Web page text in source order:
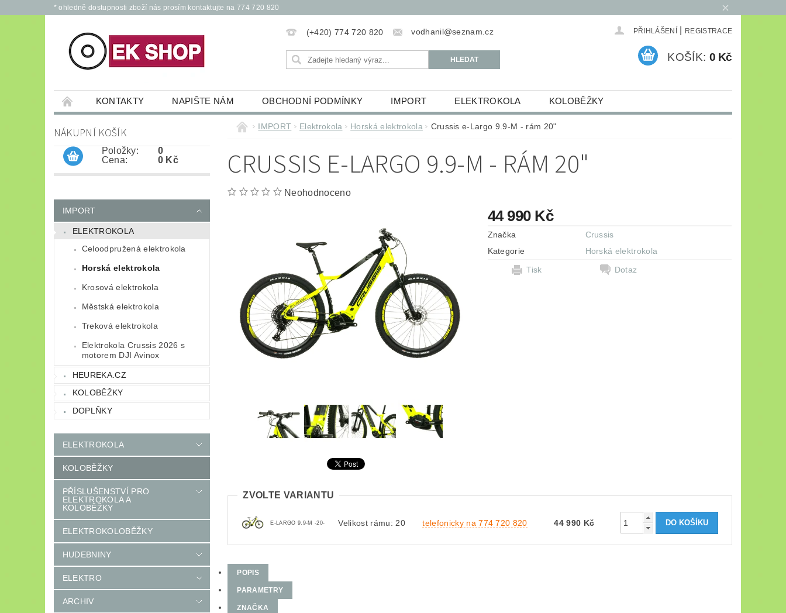
* ohledně dostupnosti zboží nás prosím kontaktujte na 774 720 820
(+420) 774 720 820 vodhanil@seznam.cz PŘIHLÁŠENÍ REGISTRACE
KOŠÍK: 0 Kč
KONTAKTY NAPIŠTE NÁM OBCHODNÍ PODMÍNKY IMPORT ELEKTROKOLA KOLOBĚŽKY
PŘÍSLUŠENSTVÍ PRO ELEKTROKOLA A KOLOBĚŽKY ELEKTROKOLOBĚŽKY HUDEBNINY ELEKTRO
JÍZDNÍ KOLA * OCHRANNÉ POMŮCKY
NÁKUPNÍ KOŠÍK
Položky:
Cena:
0
0 Kč
IMPORT
ELEKTROKOLA
Celoodpružená elektrokola
Horská elektrokola
Krosová elektrokola
Městská elektrokola
Treková elektrokola
Elektrokola Crussis 2026 s
motorem DJI Avinox
HEUREKA.CZ
KOLOBĚŽKY
DOPLŇKY
ELEKTROKOLA
KOLOBĚŽKY
PŘÍSLUŠENSTVÍ PRO
ELEKTROKOLA A
KOLOBĚŽKY
ELEKTROKOLOBĚŽKY
HUDEBNINY
ELEKTRO
ARCHIV
IMPORT Elektrokola Horská elektrokola Crussis e-Largo 9.9-M - rám 20"
CRUSSIS E-LARGO 9.9-M - RÁM 20"
Neohodnoceno
44 990 Kč
Značka
Crussis
Kategorie
Horská elektrokola
Tisk
Dotaz
ZVOLTE VARIANTU
E-LARGO 9.9-M -20- Velikost rámu: 20 telefonicky na 774 720 820 44 990 Kč
POPIS
PARAMETRY
ZNAČKA